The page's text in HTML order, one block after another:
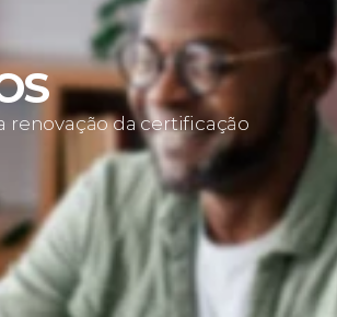
renovação da certificação